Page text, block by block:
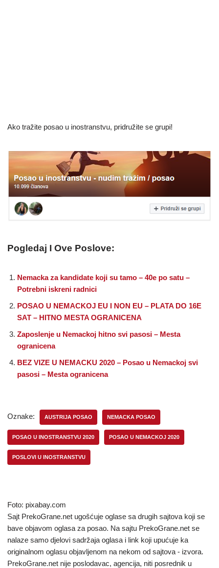
Ako tražite posao u inostranstvu, pridružite se grupi!
Pogledaj I Ove Poslove:
Nemacka za kandidate koji su tamo – 40e po satu –
Potrebni iskreni radnici
POSAO U NEMACKOJ EU I NON EU – PLATA DO 16E
SAT – HITNO MESTA OGRANICENA
Zaposlenje u Nemackoj hitno svi pasosi – Mesta
ogranicena
BEZ VIZE U NEMACKU 2020 – Posao u Nemackoj svi
pasosi – Mesta ogranicena
Oznake: AUSTRIJA POSAO NEMACKA POSAO
POSAO U INOSTRANSTVU 2020 POSAO U NEMACKOJ 2020
POSLOVI U INOSTRANSTVU
Foto: pixabay.com
Sajt PrekoGrane.net ugošćuje oglase sa drugih sajtova koji se
bave objavom oglasa za posao. Na sajtu PrekoGrane.net se
nalaze samo djelovi sadržaja oglasa i link koji upućuje ka
originalnom oglasu objavljenom na nekom od sajtova - izvora.
PrekoGrane.net nije poslodavac, agencija, niti posrednik u